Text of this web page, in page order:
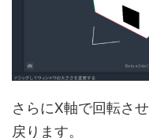
さらにX軸で回転さ
戻ります。